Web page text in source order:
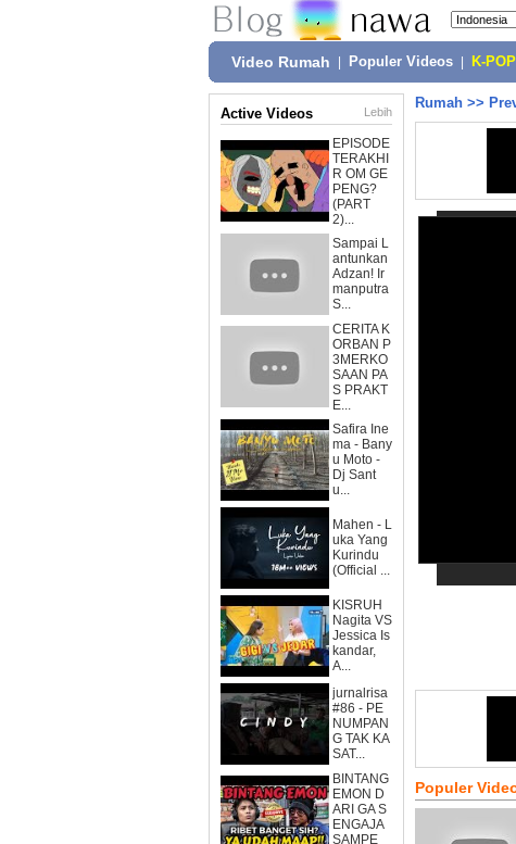
Video Rumah Populer Videos K-POP
Active Videos Lebih
EPISODE
TERAKHI
R OM GE
PENG?
(PART
2)...
Sampai L
antunkan
Adzan! Ir
manputra
S...
CERITA K
ORBAN P
3MERKO
SAAN PA
S PRAKT
E...
Safira Ine
ma - Bany
u Moto -
Dj Sant
u...
Mahen - L
uka Yang
Kurindu
(Official ...
KISRUH
Nagita VS
Jessica Is
kandar,
A...
jurnalrisa
#86 - PE
NUMPAN
G TAK KA
SAT...
BINTANG
EMON D
ARI GA S
ENGAJA
SAMPE
Rumah >>
Populer